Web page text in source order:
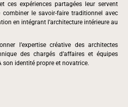
ces expériences partagées leur servent
combiner le savoir-faire traditionnel avec
en intégrant l’architecture intérieure au
l’expertise créative des architectes
des chargés d’affaires et équipes
son identité propre et novatrice.